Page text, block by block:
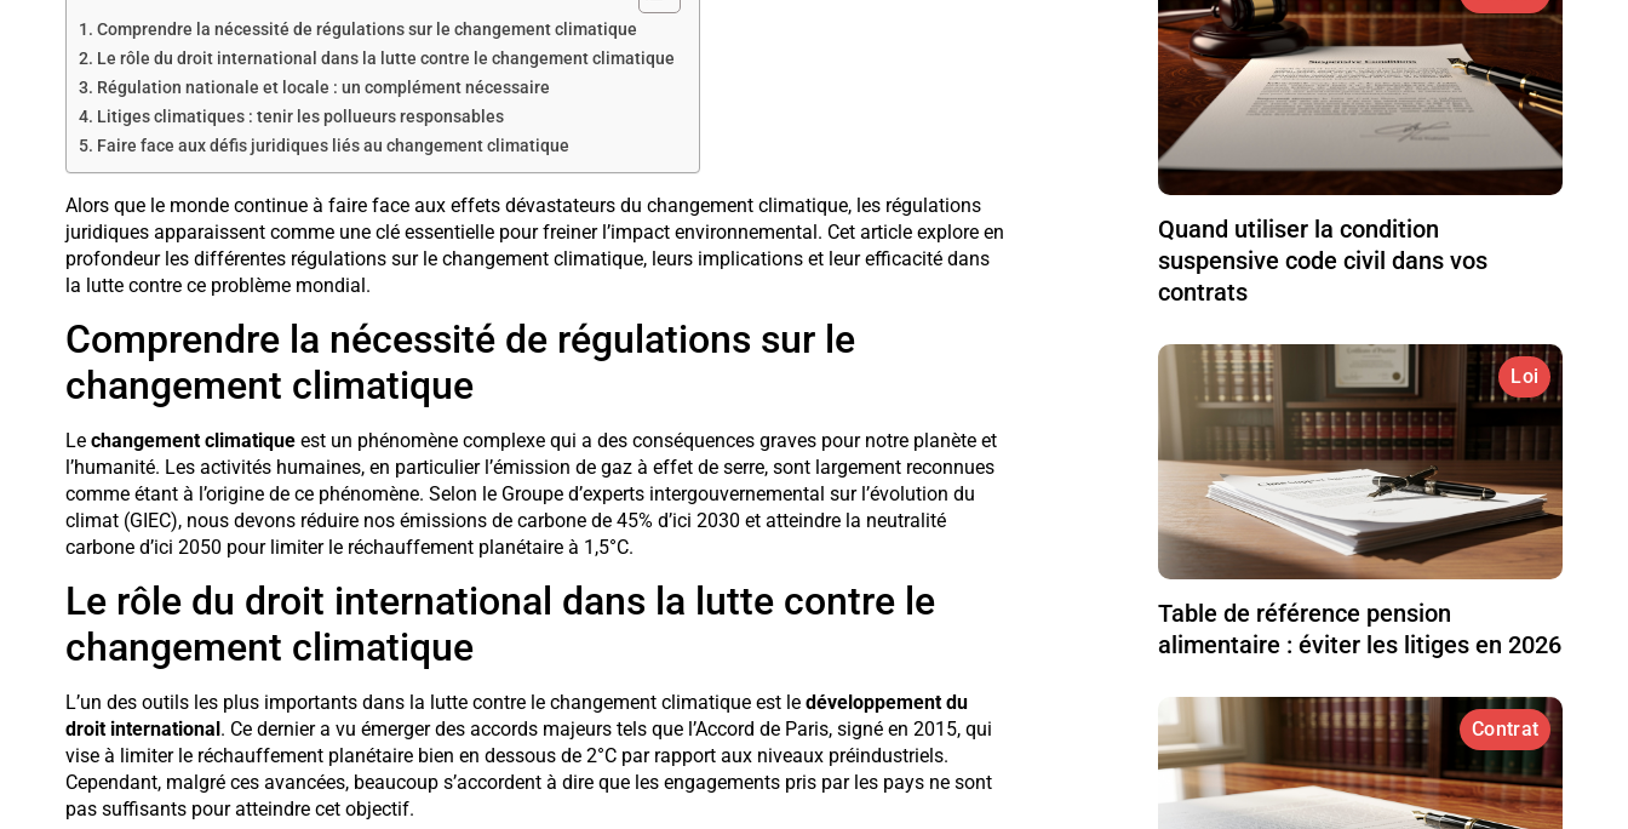
Comprendre la nécessité de régulations sur le changement climatique
Le rôle du droit international dans la lutte contre le changement climatique
Régulation nationale et locale : un complément nécessaire
Litiges climatiques : tenir les pollueurs responsables
Faire face aux défis juridiques liés au changement climatique
Alors que le monde continue à faire face aux effets dévastateurs du changement climatique, les régulations
juridiques apparaissent comme une clé essentielle pour freiner l’impact environnemental. Cet article explore en
profondeur les différentes régulations sur le changement climatique, leurs implications et leur efficacité dans
la lutte contre ce problème mondial.
Comprendre la nécessité de régulations sur le
changement climatique
Le changement climatiqueest un phénomène complexe qui a des conséquences graves pour notre planète et
l’humanité. Les activités humaines, en particulier l’émission de gaz à effet de serre, sont largement reconnues
comme étant à l’origine de ce phénomène. Selon le Groupe d’experts intergouvernemental sur l’évolution du
climat (GIEC), nous devons réduire nos émissions de carbone de 45% d’ici 2030 et atteindre la neutralité
carbone d’ici 2050 pour limiter le réchauffement planétaire à 1,5°C.
Le rôle du droit international dans la lutte contre le
changement climatique
L’un des outils les plus importants dans la lutte contre le changement climatique est le développement du
droit international . Ce dernier a vu émerger des accords majeurs tels que l’Accord de Paris, signé en 2015, qui
vise à limiter le réchauffement planétaire bien en dessous de 2°C par rapport aux niveaux préindustriels.
Cependant, malgré ces avancées, beaucoup s’accordent à dire que les engagements pris par les pays ne sont
pas suffisants pour atteindre cet objectif.
Quand utiliser la condition
suspensive code civil dans vos
contrats
Loi
Table de référence pension
alimentaire : éviter les litiges en 2026
Contrat